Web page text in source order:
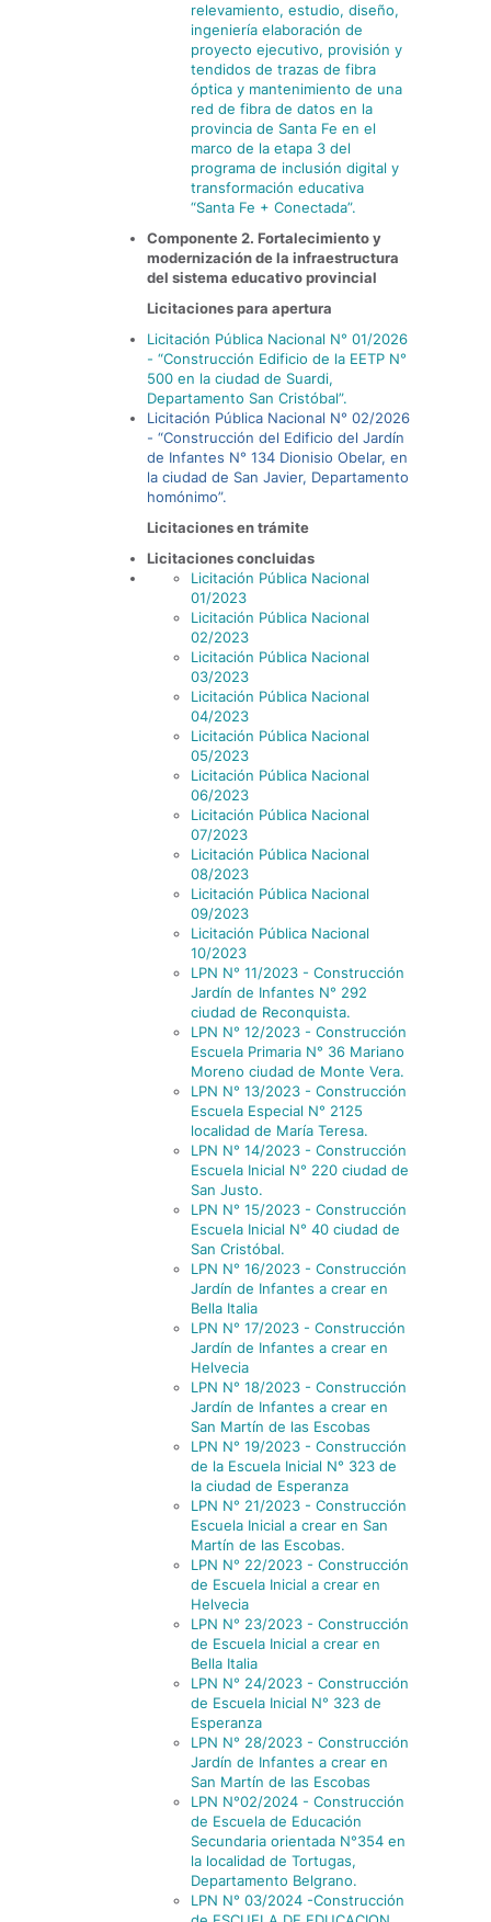
relevamiento, estudio, diseño,
ingeniería elaboración de
proyecto ejecutivo, provisión y
tendidos de trazas de fibra
óptica y mantenimiento de una
red de fibra de datos en la
provincia de Santa Fe en el
marco de la etapa 3 del
programa de inclusión digital y
transformación educativa
“Santa Fe + Conectada”.
Componente 2. Fortalecimiento y
modernización de la infraestructura
del sistema educativo provincial
Licitaciones para apertura
Licitación Pública Nacional N° 01/2026
- “Construcción Edificio de la EETP N°
500 en la ciudad de Suardi,
Departamento San Cristóbal”.
Licitación Pública Nacional N° 02/2026
- “Construcción del Edificio del Jardín
de Infantes N° 134 Dionisio Obelar, en
la ciudad de San Javier, Departamento
homónimo”.
Licitaciones en trámite
Licitaciones concluidas
Licitación Pública Nacional
01/2023
Licitación Pública Nacional
02/2023
Licitación Pública Nacional
03/2023
Licitación Pública Nacional
04/2023
Licitación Pública Nacional
05/2023
Licitación Pública Nacional
06/2023
Licitación Pública Nacional
07/2023
Licitación Pública Nacional
08/2023
Licitación Pública Nacional
09/2023
Licitación Pública Nacional
10/2023
LPN N° 11/2023 - Construcción
Jardín de Infantes N° 292
ciudad de Reconquista.
LPN N° 12/2023 - Construcción
Escuela Primaria N° 36 Mariano
Moreno ciudad de Monte Vera.
LPN N° 13/2023 - Construcción
Escuela Especial N° 2125
localidad de María Teresa.
LPN N° 14/2023 - Construcción
Escuela Inicial N° 220 ciudad de
San Justo.
LPN N° 15/2023 - Construcción
Escuela Inicial N° 40 ciudad de
San Cristóbal.
LPN N° 16/2023 - Construcción
Jardín de Infantes a crear en
Bella Italia
LPN N° 17/2023 - Construcción
Jardín de Infantes a crear en
Helvecia
LPN N° 18/2023 - Construcción
Jardín de Infantes a crear en
San Martín de las Escobas
LPN N° 19/2023 - Construcción
de la Escuela Inicial N° 323 de
la ciudad de Esperanza
LPN N° 21/2023 - Construcción
Escuela Inicial a crear en San
Martín de las Escobas.
LPN N° 22/2023 - Construcción
de Escuela Inicial a crear en
Helvecia
LPN N° 23/2023 - Construcción
de Escuela Inicial a crear en
Bella Italia
LPN N° 24/2023 - Construcción
de Escuela Inicial N° 323 de
Esperanza
LPN N° 28/2023 - Construcción
Jardín de Infantes a crear en
San Martín de las Escobas
LPN N°02/2024 - Construcción
de Escuela de Educación
Secundaria orientada N°354 en
la localidad de Tortugas,
Departamento Belgrano.
LPN N° 03/2024 -Construcción